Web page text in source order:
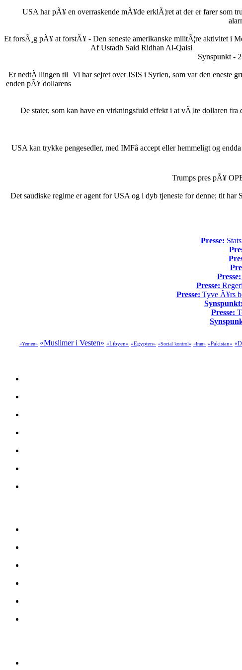
USA har pÃ¥ en overraskende mÃ¥de erklÃ¦ret at der er farer som
Et forsÃ¸g pÃ¥ at forstÃ¥ - Den seneste amerikanske militÃ¦re aktivitet i
Af Ustadh Said Ridhan Al-Qaisi
Synspunkt -
Vi har sejret over ISIS i Syrien, som var den eneste
Er nedtÃ¦llingen til
enden pÃ¥ dollarens
De stater, som kan have en virkningsfuld effekt i at vÃ¦lte dollaren fra
USA kan trykke pengesedler, med IMFâ accept eller hemmeligt og
Trumps pres pÃ¥
Det saudiske regime er agent for USA og i dyb tjeneste for denne; tit
Presse:
Presse:
Presse:
Presse: Tyve Ã¥rs
Synspunkt:
Presse:
«Yemen» «Muslimer i Vesten» «Libyen» «Egypten» «Social kontrol» «Iran» «Pakistan»